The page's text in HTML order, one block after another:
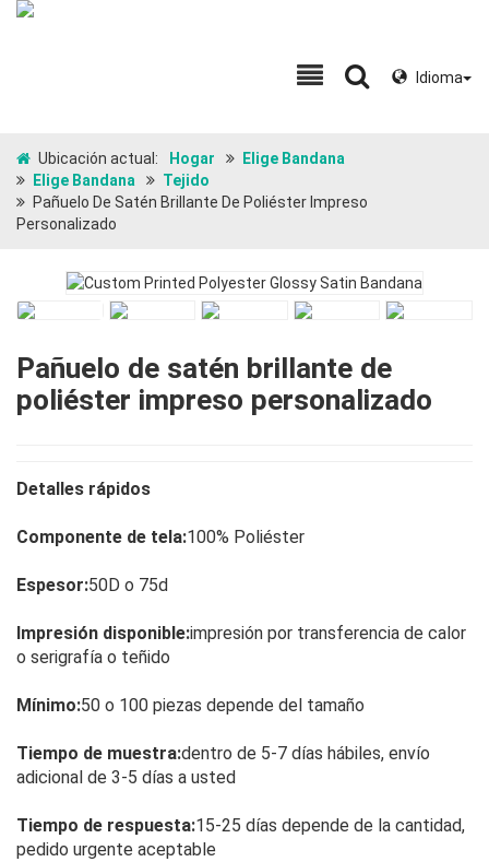
Idioma
Ubicación actual: Hogar
Elige Bandana
Elige Bandana
Tejido
Pañuelo De Satén Brillante De Poliéster Impreso
Personalizado
Pañuelo de satén brillante de
poliéster impreso personalizado
Detalles rápidos
Componente de tela:100% Poliéster
Espesor:50D o 75d
Impresión disponible:impresión por transferencia de calor
o serigrafía o teñido
Mínimo:50 o 100 piezas depende del tamaño
Tiempo de muestra:dentro de 5-7 días hábiles, envío
adicional de 3-5 días a usted
Tiempo de respuesta:15-25 días depende de la cantidad,
pedido urgente aceptable